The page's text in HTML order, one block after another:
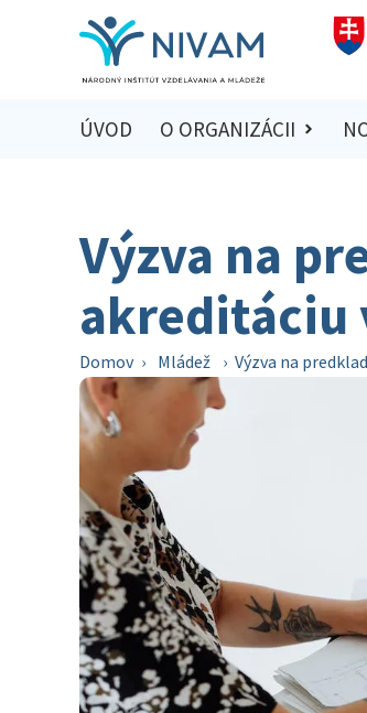
ÚVOD O ORGANIZÁCII
Výzva na
akreditáciu
Domov › Mládež › Výzva na